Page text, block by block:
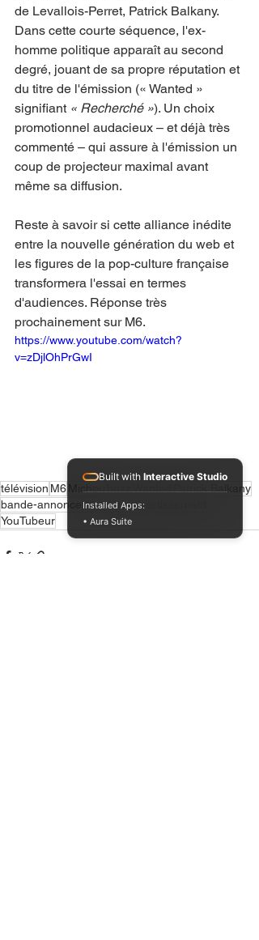
de Levallois-Perret, Patrick Balkany.
Dans cette courte séquence, l'ex-
homme politique apparaît au second
degré, jouant de sa propre réputation et
du titre de l'émission (« Wanted »
signifiant « Recherché »). Un choix
promotionnel audacieux – et déjà très
commenté – qui assure à l'émission un
coup de projecteur maximal avant
même sa diffusion.
Reste à savoir si cette alliance inédite
entre la nouvelle génération du web et
les figures de la pop-culture française
transformera l'essai en termes
d'audiences. Réponse très
prochainement sur M6.
https://www.youtube.com/watch?
v=zDjlOhPrGwI
télévision M6
Patrick Balkany
bande-annonce
nouveau divertissement
YouTubeur
Built with Interactive Studio
Installed Apps:
• Aura Suite